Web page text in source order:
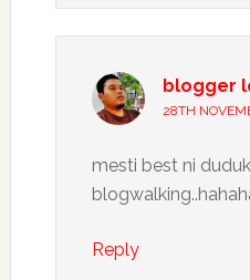
blogger
28TH
mesti best ni
Reply